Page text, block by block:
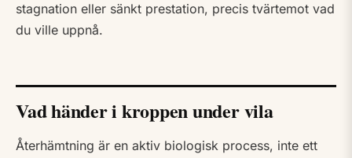
stagnation eller sänkt prestation, precis tvärtemot vad
du ville uppnå.
Vad händer i kroppen under vila
Återhämtning är en aktiv biologisk process, inte ett